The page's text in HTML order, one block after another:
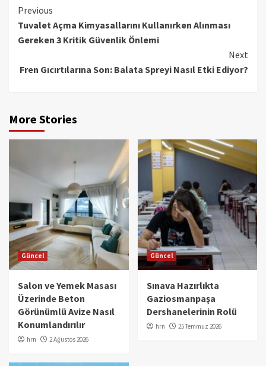
Continue
Reading
Previous
Tuvalet Açma Kimyasallarını Kullanırken Alınması
Gereken 3 Kritik Güvenlik Önlemi
Next
Fren Gıcırtılarına Son: Balata Spreyi Nasıl Etki Ediyor?
More Stories
Güncel
Salon ve Yemek Masası
Üzerinde Beton
Görünümlü Avize Nasıl
Konumlandırılır
hrn 2 Ağustos 2026
Güncel
Sınava Hazırlıkta
Gaziosmanpaşa
Dershanelerinin Rolü
hrn 25 Temmuz 2026